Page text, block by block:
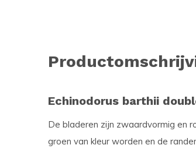
Echinodorus barthii
De bladeren zijn zwaardvormig en
groen van kleur worden en de